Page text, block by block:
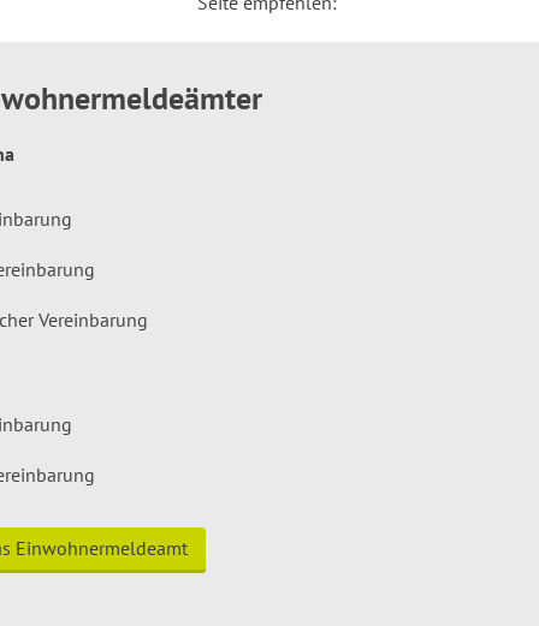
Vereinbarung
Einwohnermeldeamt